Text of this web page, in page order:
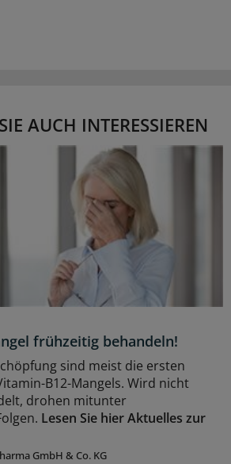
AUCH INTERESSIEREN
frühzeitig behandeln!
sind meist die ersten
B12-Mangels. Wird nicht
drohen mitunter
Lesen Sie hier Aktuelles zur
GmbH & Co. KG